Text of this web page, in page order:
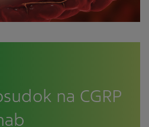
na CGRP